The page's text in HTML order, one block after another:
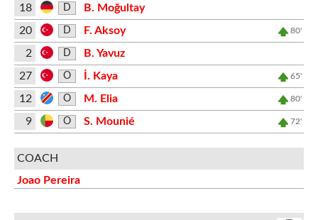
18
D
B. Moğultay
20
D F. Aksoy 80'
2 D
B. Yavuz
27
O İ. Kaya 65'
12 O M. Elia 80'
9 O S. Mounié 72'
COACH
Joao Pereira